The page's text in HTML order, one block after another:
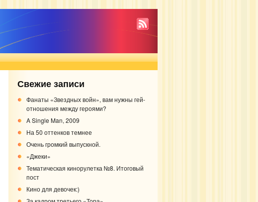
Свежие записи
Фанаты «Звездных войн», вам нужны гей-
отношения между героями?
A Single Man, 2009
На 50 оттенков темнее
Очень громкий выпускной.
«Джеки»
Тематическая кинорулетка №8. Итоговый
пост
Кино для девочек:)